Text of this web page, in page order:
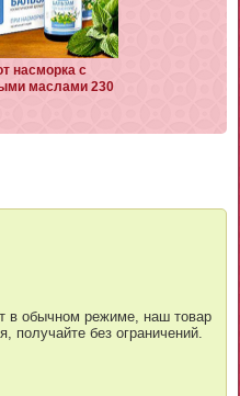
насморка с
маслами 230
в обычном режиме, наш товар
получайте без ограничений.